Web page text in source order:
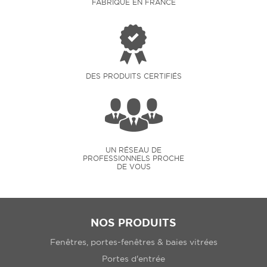
FABRIQUÉ EN FRANCE
DES PRODUITS CERTIFIÉS
UN RÉSEAU DE
PROFESSIONNELS PROCHE
DE VOUS
NOS PRODUITS
Fenêtres, portes-fenêtres & baies vitrées
Portes d'entrée